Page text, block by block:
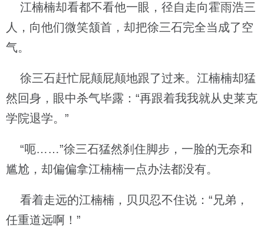
江楠楠却看都不看他一眼，径自走向霍雨浩三
人，向他们微笑颔首，却把徐三石完全当成了空
气。
徐三石赶忙屁颠屁颠地跟了过来。江楠楠却猛
然回身，眼中杀气毕露：“再跟着我我就从史莱克
学院退学。”
“呃……”徐三石猛然刹住脚步，一脸的无奈和
尴尬，却偏偏拿江楠楠一点办法都没有。
看着走远的江楠楠，贝贝忍不住说：“兄弟，
任重道远啊！”